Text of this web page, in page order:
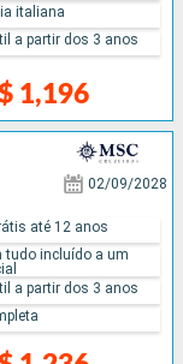
1,196
italiana
a partir dos 3 anos
02/09/2028
até 12 anos
tudo incluído a um
a partir dos 3 anos